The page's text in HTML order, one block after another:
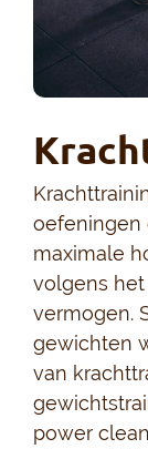
oefeningen
maximale
volgens het
vermogen.
gewichten
van
power